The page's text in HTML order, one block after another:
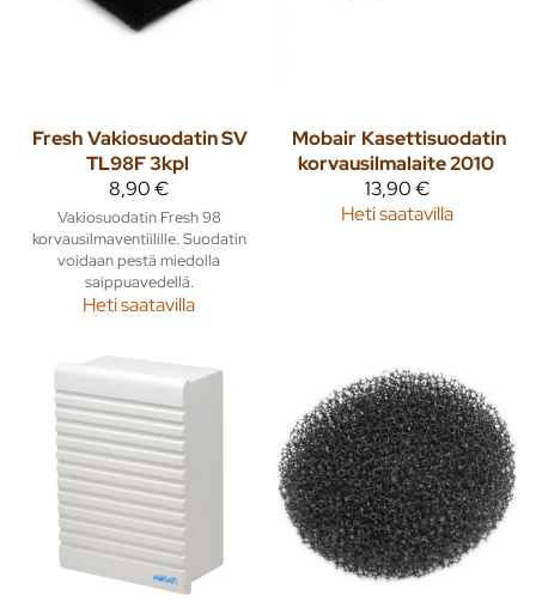
FreshVakiosuodatin SV
TL98F 3kpl
8,90 €
Vakiosuodatin Fresh 98
korvausilmaventiilille. Suodatin
voidaan pestä miedolla
saippuavedellä.
Heti saatavilla
Mobair Kasettisuodatin
korvausilmalaite 2010
13,90 €
Heti saatavilla